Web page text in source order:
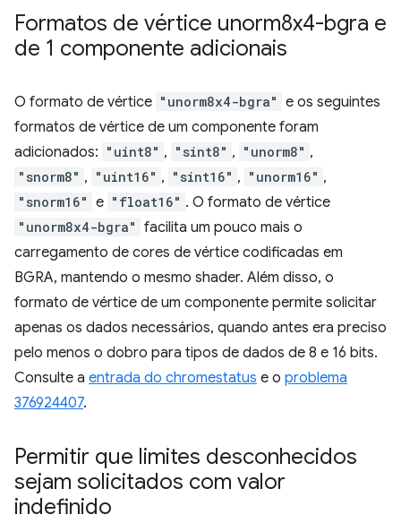
Formatos de vértice unorm8x4-bgra e
de 1 componente adicionais
O formato de vértice "unorm8x4-bgra" e os seguintes
formatos de vértice de um componente foram
adicionados: "uint8" , "sint8" , "unorm8" ,
"snorm8" , "uint16" , "sint16" , "unorm16" ,
"snorm16" e "float16" . O formato de vértice
"unorm8x4-bgra" facilita um pouco mais o
carregamento de cores de vértice codificadas em
BGRA, mantendo o mesmo shader. Além disso, o
formato de vértice de um componente permite solicitar
apenas os dados necessários, quando antes era preciso
pelo menos o dobro para tipos de dados de 8 e 16 bits.
Consulte a entrada do chromestatus e o problema
376924407.
Permitir que limites desconhecidos
sejam solicitados com valor
indefinido